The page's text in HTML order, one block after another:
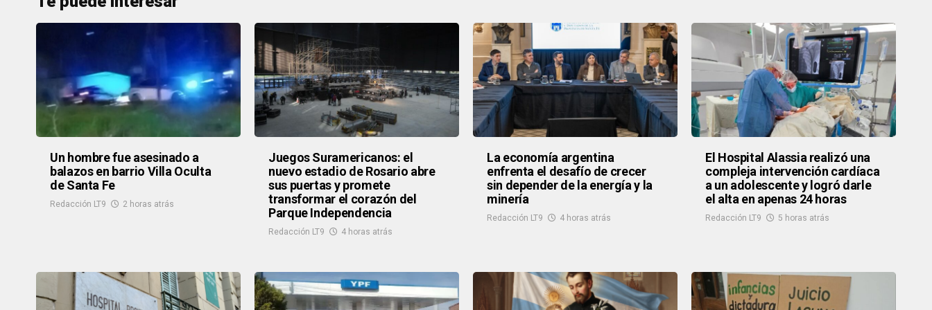
Un hombre fue asesinado a
balazos en barrio Villa Oculta
de Santa Fe
Redacción LT9 2 horas atrás
Juegos Suramericanos: el
nuevo estadio de Rosario abre
sus puertas y promete
transformar el corazón del
Parque Independencia
Redacción LT9 4 horas atrás
La economía argentina
enfrenta el desafío de crecer
sin depender de la energía y la
minería
Redacción LT9 4 horas atrás
El Hospital Alassia realizó una
compleja intervención cardíaca
a un adolescente y logró darle
el alta en apenas 24 horas
Redacción LT9 5 horas atrás